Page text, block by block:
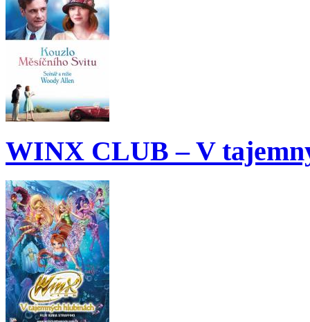
WINX CLUB – V